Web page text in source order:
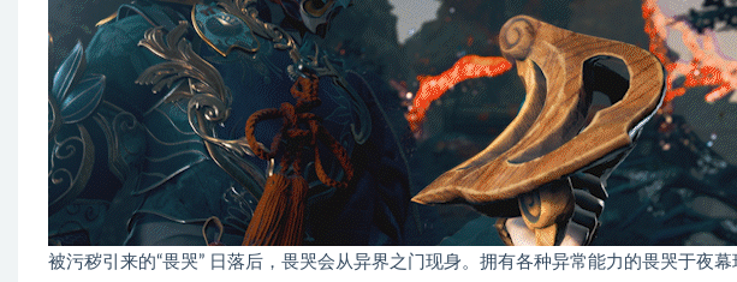
被污秽引来的“畏哭” 日落后，畏哭会从异界之门现身。拥有各种异常能力的畏哭于夜